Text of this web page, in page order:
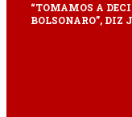
“TOMAMOS A
BOLSONARO”, DIZ